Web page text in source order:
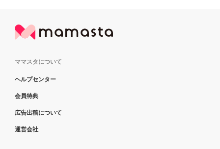
ママスタについて
ヘルプセンター
会員特典
広告出稿について
運営会社